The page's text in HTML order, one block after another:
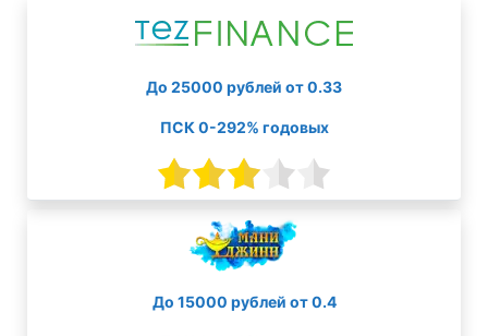
До 25000 рублей от 0.33
ПСК 0-292% годовых
До 15000 рублей от 0.4